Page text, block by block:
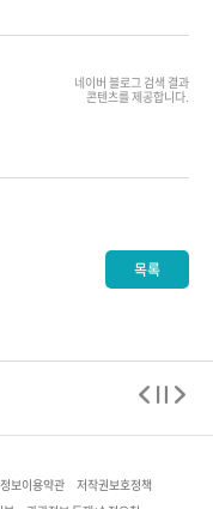
네이버 블로그 검색 결과
콘텐츠를 제공합니다.
목록
보이용약관 저작권보호정책